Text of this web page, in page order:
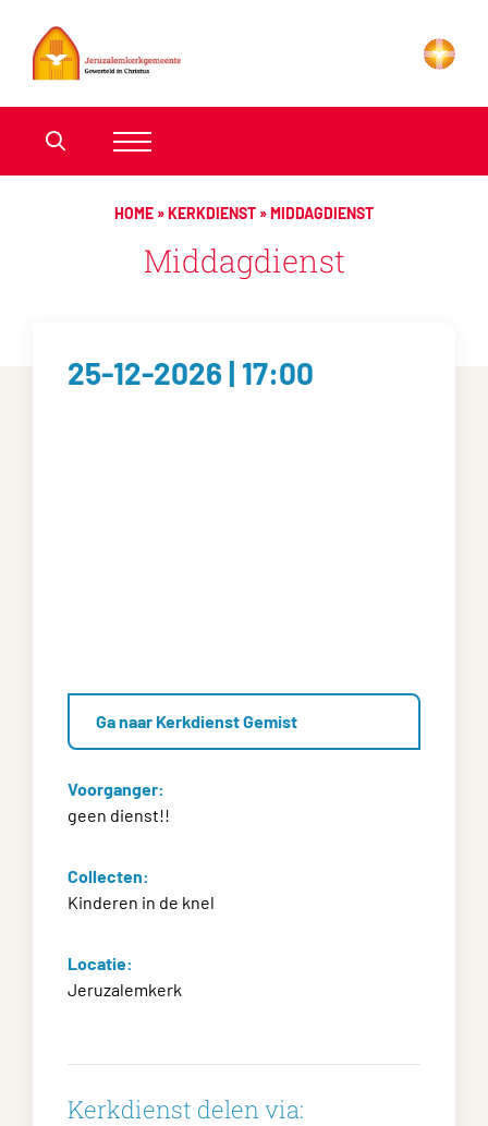
HOME »KERKDIENST »MIDDAGDIENST
Middagdienst
25-12-2026 | 17:00
Ga naar Kerkdienst Gemist
Voorganger:
geen dienst!!
Collecten:
Kinderen in de knel
Locatie:
Jeruzalemkerk
Kerkdienst delen via: